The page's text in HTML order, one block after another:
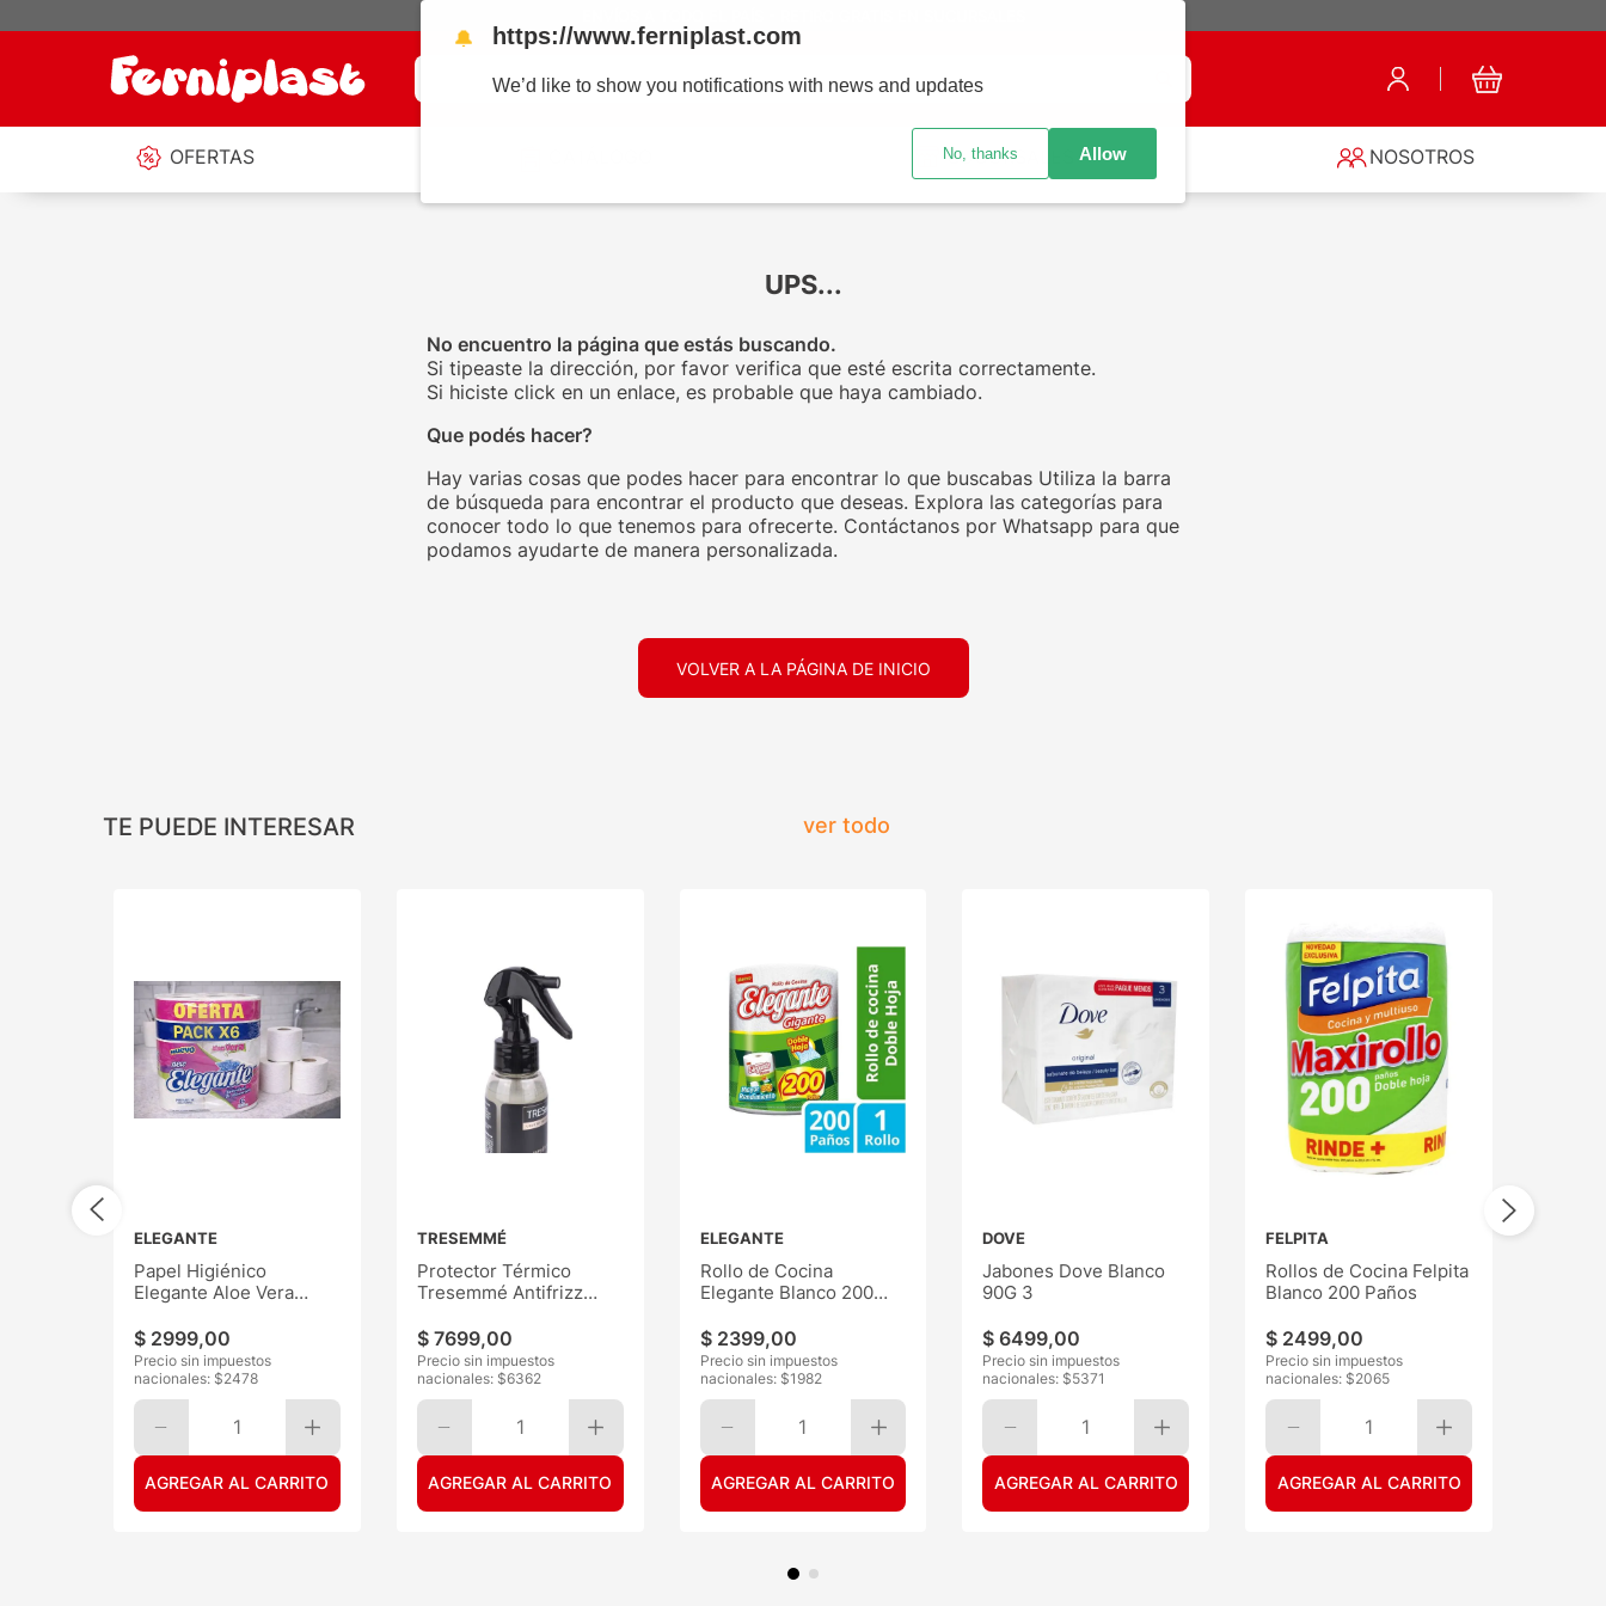
¿Qué estás buscando?
OFERTAS SUCURSALES NOSOTROS
UPS...
No encuentro la página que estás buscando.
Si tipeaste la dirección, por favor verifica que esté escrita correctamente.
Si hiciste click en un enlace, es probable que haya cambiado.
Que podés hacer?
Hay varias cosas que podes hacer para encontrar lo que buscabas Utiliza la barra
de búsqueda para encontrar el producto que deseas. Explora las categorías para
conocer todo lo que tenemos para ofrecerte. Contáctanos por Whatsapp para que
podamos ayudarte de manera personalizada.
VOLVER A LA PÁGINA DE INICIO
TE PUEDE INTERESAR ver todo
ELEGANTE
Papel Higiénico
Elegante Aloe Vera
$ 2999,00
Precio sin impuestos
nacionales: $2478
1
AGREGAR AL CARRITO
TRESEMMÉ
Protector Térmico
Tresemmé Antifrizz
$ 7699,00
Precio sin impuestos
nacionales: $6362
1
AGREGAR AL CARRITO
ELEGANTE
Rollo de Cocina
Elegante Blanco 200
$ 2399,00
Precio sin impuestos
nacionales: $1982
1
AGREGAR AL CARRITO
DOVE
Jabones Dove Blanco
90G 3
$ 6499,00
Precio sin impuestos
nacionales: $5371
1
AGREGAR AL CARRITO
FELPITA
Rollos de Cocina Felpita
Blanco 200 Paños
$ 2499,00
Precio sin impuestos
nacionales: $2065
1
AGREGAR AL CARRITO
🔔 https://www.ferniplast.com
We’d like to show you notifications with news and updates
No, thanks Allow